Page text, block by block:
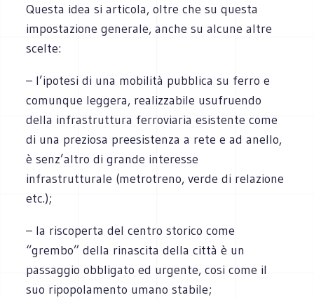
Questa idea si articola, oltre che su questa
impostazione generale, anche su alcune altre
scelte:
– l’ipotesi di una mobilità pubblica su ferro e
comunque leggera, realizzabile usufruendo
della infrastruttura ferroviaria esistente come
di una preziosa preesistenza a rete e ad anello,
è senz’altro di grande interesse
infrastrutturale (metrotreno, verde di relazione
etc.);
– la riscoperta del centro storico come
“grembo” della rinascita della città è un
passaggio obbligato ed urgente, cosi come il
suo ripopolamento umano stabile;